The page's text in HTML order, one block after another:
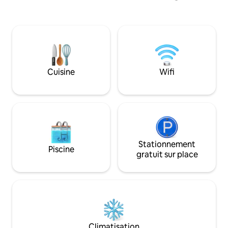
répondre à
spéciales, le cas
appartement est
climatisation
détendre et
Cuisine Wifi
Piscine
Stationnement
gratuit sur place